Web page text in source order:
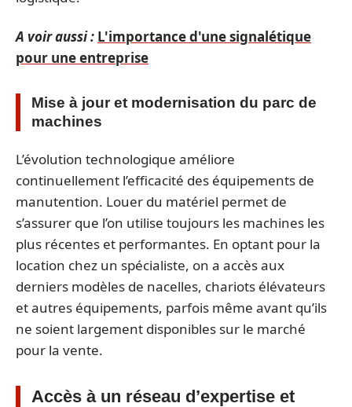
A voir aussi : L'importance d'une signalétique
pour une entreprise
Mise à jour et modernisation du parc de
machines
L’évolution technologique améliore
continuellement l’efficacité des équipements de
manutention. Louer du matériel permet de
s’assurer que l’on utilise toujours les machines les
plus récentes et performantes. En optant pour la
location chez un spécialiste, on a accès aux
derniers modèles de nacelles, chariots élévateurs
et autres équipements, parfois même avant qu’ils
ne soient largement disponibles sur le marché
pour la vente.
Accès à un réseau d’expertise et